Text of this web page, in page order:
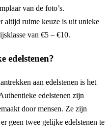
van de foto’s.
altijd ruime keuze is uit unieke
van €5 – €10.
edelstenen?
aan edelstenen is het
edelstenen zijn
door mensen. Ze zijn
geen twee gelijke edelstenen te